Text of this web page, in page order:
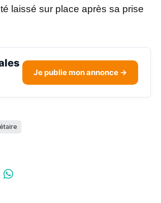
laissé sur place après sa prise
Je publie mon annonce →